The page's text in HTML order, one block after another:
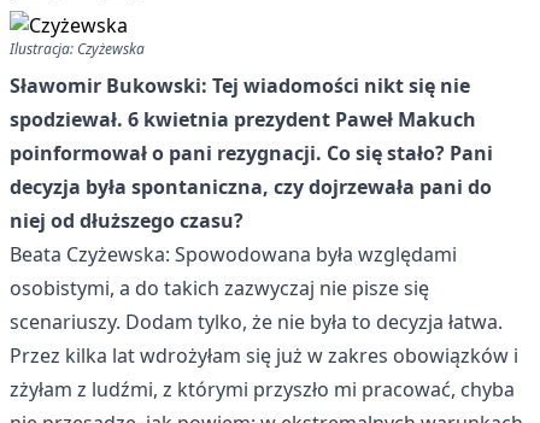
Ilustracja: Czyżewska
Sławomir Bukowski: Tej wiadomości nikt się nie
spodziewał. 6 kwietnia prezydent Paweł Makuch
poinformował o pani rezygnacji. Co się stało? Pani
decyzja była spontaniczna, czy dojrzewała pani do
niej od dłuższego czasu?
Beata Czyżewska: Spowodowana była względami
osobistymi, a do takich zazwyczaj nie pisze się
scenariuszy. Dodam tylko, że nie była to decyzja łatwa.
Przez kilka lat wdrożyłam się już w zakres obowiązków i
zżyłam z ludźmi, z którymi przyszło mi pracować, chyba